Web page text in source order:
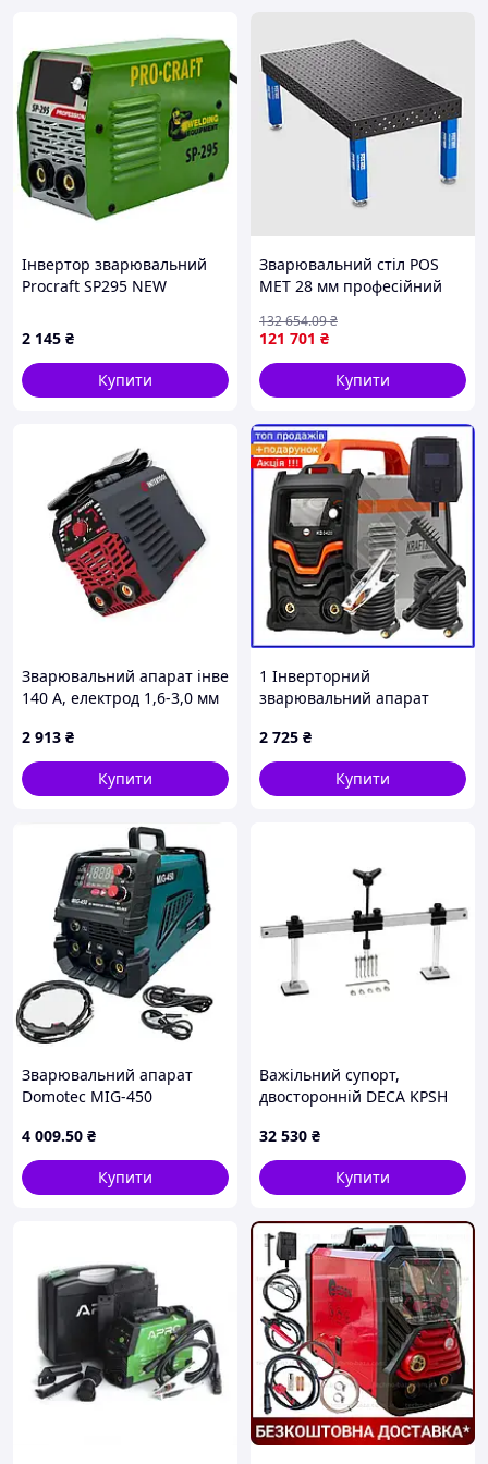
Інвертор зварювальний
Procraft SP295 NEW
MMA/TIG, електроди 1.5–4
мм)
2 145 ₴
Купити
Зварювальний стіл POS
MET 28 мм професійний
міцна стільниця 12 мм
121 701 ₴
132 654.09₴
Купити
Зварювальний апарат інвертор Intertool 20-
140 A, електрод 1,6-3,0 мм
2 913 ₴
Купити
1 Інверторний
зварювальний апарат
для MMA та TIG
зварювання компактний
апарат для дому та дачі +
2 725 ₴
Купити
Зварювальний апарат
Domotec MIG-450
4 009.50 ₴
Купити
Важільний супорт,
двосторонній DECA KPSH
32 530 ₴
Купити